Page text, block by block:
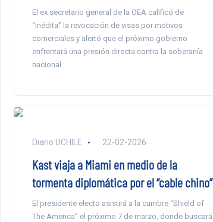
El ex secretario general de la OEA calificó de
“inédita” la revocación de visas por motivos
comerciales y alertó que el próximo gobierno
enfrentará una presión directa contra la soberanía
nacional.
Diario UCHILE 22-02-2026
Kast viaja a Miami en medio de la
tormenta diplomática por el “cable chino”
El presidente electo asistirá a la cumbre “Shield of
The America” el próximo 7 de marzo, donde buscará